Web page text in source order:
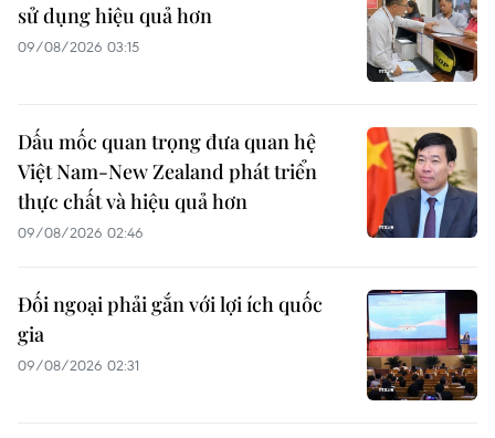
sử dụng hiệu quả hơn
09/08/2026 03:15
Dấu mốc quan trọng đưa quan hệ
Việt Nam-New Zealand phát triển
thực chất và hiệu quả hơn
09/08/2026 02:46
Đối ngoại phải gắn với lợi ích quốc
gia
09/08/2026 02:31